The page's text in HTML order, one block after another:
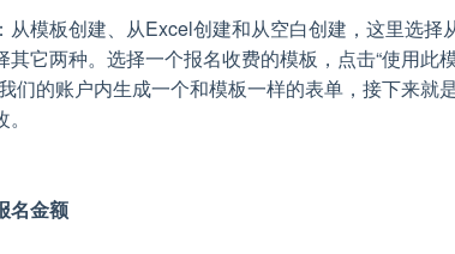
从模板创建、从Excel创建和从空白创建，这里选择
其它两种。选择一个报名收费的模板，点击“使用此
们的账户内生成一个和模板一样的表单，接下来就
名金额